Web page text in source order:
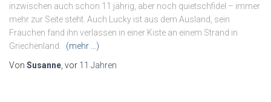
inzwischen auch schon 11 jährig, aber noch quietschfidel – immer
mehr zur Seite steht. Auch Lucky ist aus dem Ausland, sein
Frauchen fand ihn verlassen in einer Kiste an einem Strand in
Griechenland.
(mehr …)
Von Susanne , vor 11 Jahren